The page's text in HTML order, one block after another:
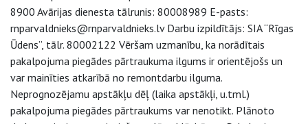
8900 Avārijas dienesta tālrunis: 80008989 E-pasts:
rnparvaldnieks@rnparvaldnieks.lv Darbu izpildītājs: SIA “Rīgas
Ūdens”, tālr. 80002122 Vēršam uzmanību, ka norādītais
pakalpojuma piegādes pārtraukuma ilgums ir orientējošs un
var mainīties atkarībā no remontdarbu ilguma.
Neprognozējamu apstākļu dēļ (laika apstākļi, u.tml.)
pakalpojuma piegādes pārtraukums var nenotikt. Plānoto